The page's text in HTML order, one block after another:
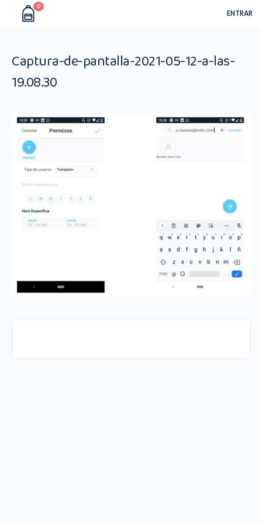
0
ENTRAR
Captura-de-pantalla-2021-05-12-a-las-
19.08.30